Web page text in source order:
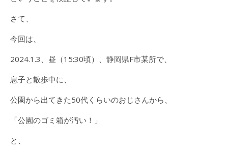
さて、
今回は、
2024.1.3、昼（15:30頃）、静岡県F市某所で、
息子と散歩中に、
公園から出てきた50代くらいのおじさんから、
「公園のゴミ箱が汚い！」
と、